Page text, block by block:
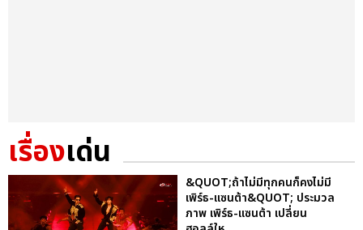
เรื่องเด่น
&QUOT;ถ้าไม่มีทุกคนก็คงไม่มี
เพิร์ธ-แซนต้า&QUOT; ประมวล
ภาพ เพิร์ธ-แซนต้า เปลี่ยน